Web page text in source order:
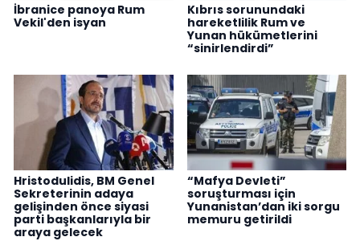
İbranice panoya Rum
Vekil'den isyan
Kıbrıs sorunundaki
hareketlilik Rum ve
Yunan hükümetlerini
“sinirlendirdi”
Hristodulidis, BM Genel
Sekreterinin adaya
gelişinden önce siyasi
parti başkanlarıyla bir
araya gelecek
“Mafya Devleti”
soruşturması için
Yunanistan’dan iki sorgu
memuru getirildi